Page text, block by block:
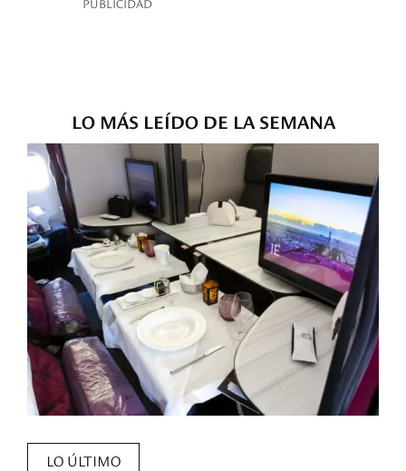
LO MÁS LEÍDO DE LA SEMANA
LO ÚLTIMO